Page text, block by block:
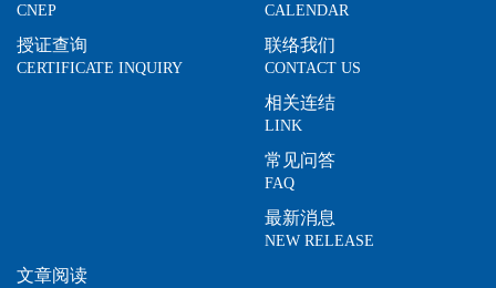
CNEP
授证查询
CERTIFICATE INQUIRY
CALENDAR
联络我们
CONTACT US
相关连结
LINK
常见问答
FAQ
最新消息
NEW RELEASE
文章阅读